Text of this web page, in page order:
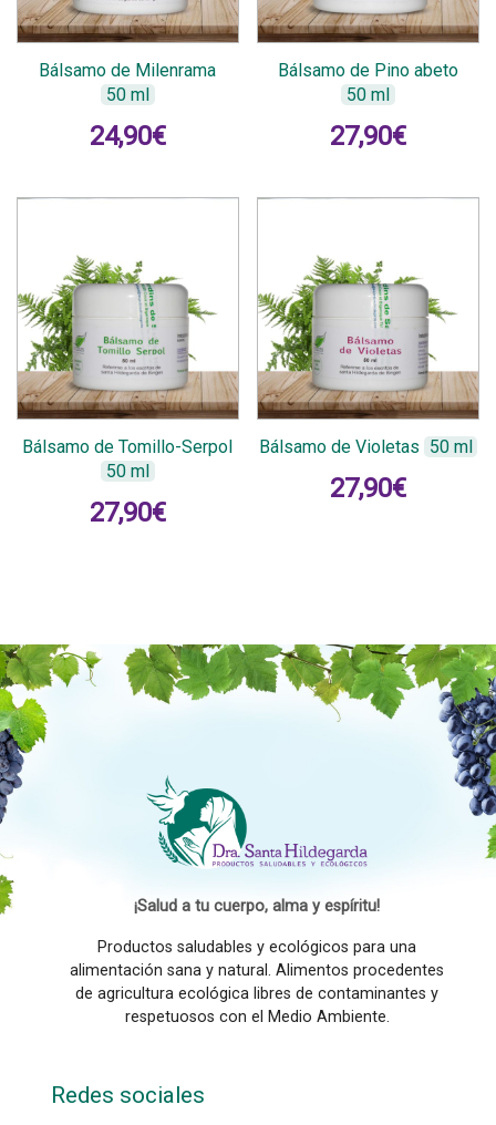
Bálsamo de Milenrama
50 ml
24,90€
Bálsamo de Pino abeto
50 ml
27,90€
Bálsamo de Tomillo-Serpol
50 ml
27,90€
Bálsamo de Violetas 50 ml
27,90€
¡Salud a tu cuerpo, alma y espíritu!
Productos saludables y ecológicos para una
alimentación sana y natural. Alimentos procedentes
de agricultura ecológica libres de contaminantes y
respetuosos con el Medio Ambiente.
Redes sociales